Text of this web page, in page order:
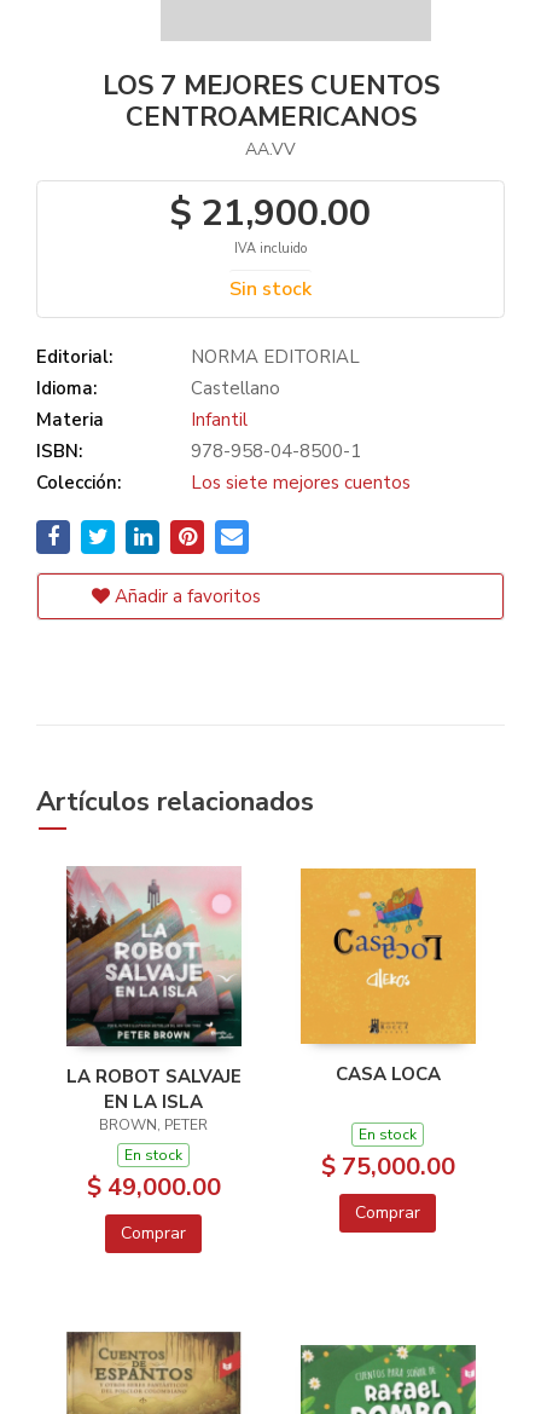
LOS 7 MEJORES CUENTOS
CENTROAMERICANOS
AA.VV
$ 21,900.00
IVA incluido
Sin stock
Editorial:
NORMA EDITORIAL
Idioma:
Castellano
Materia
Infantil
ISBN:
978-958-04-8500-1
Colección:
Los siete mejores cuentos
Añadir a favoritos
Artículos relacionados
LA ROBOT SALVAJE
EN LA ISLA
BROWN, PETER
En stock
$ 49,000.00
Comprar
CASA LOCA
En stock
$ 75,000.00
Comprar